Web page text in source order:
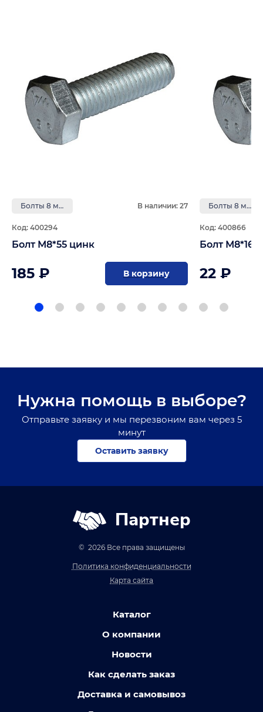
Болты 8 мм В наличии: 27
Код: 400294
Болт М8*55 цинк
185 ₽ В корзину
Болты 8 мм
Код: 400866
Болт
22 ₽
Нужна помощь в выборе?
Отправьте заявку и мы перезвоним вам через 5
минут
Оставить заявку
Партнер
© 2026 Все права защищены
Политика конфиденциальности
Карта сайта
Каталог
О компании
Новости
Как сделать заказ
Доставка и самовывоз